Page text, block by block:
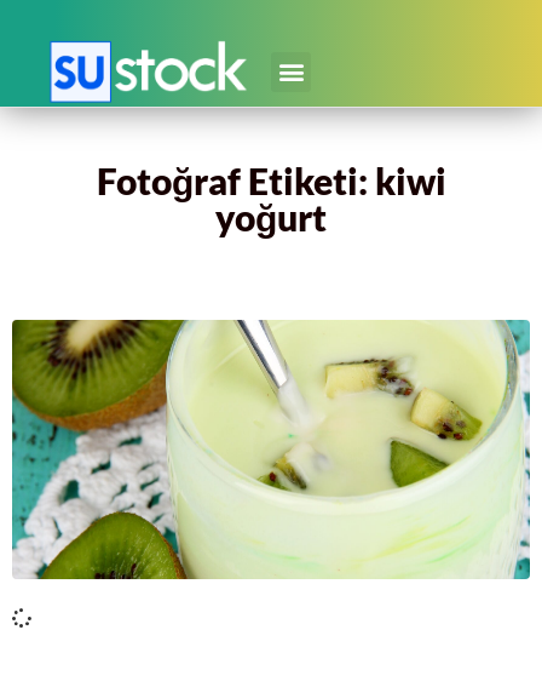
Fotoğraf Etiketi: kiwi
yoğurt